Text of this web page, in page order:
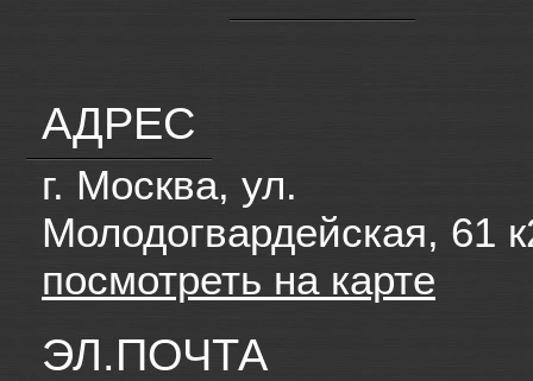
АДРЕС
г. Москва, ул.
Молодогвардейская, 61
посмотреть на карте
ЭЛ.ПОЧТА